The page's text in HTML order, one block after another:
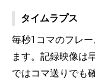
タイムラプス
毎秒1コマのフレ
ます。記録映像は
ではコマ送りでも